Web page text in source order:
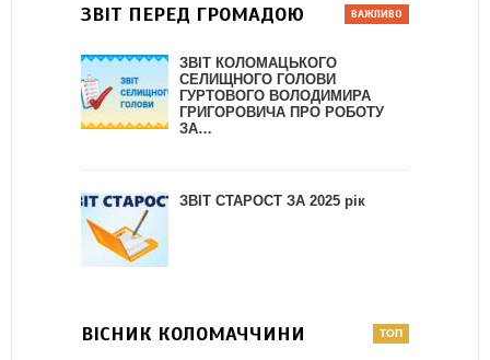
ЗВІТ ПЕРЕД ГРОМАДОЮ
ЗВІТ КОЛОМАЦЬКОГО
СЕЛИЩНОГО ГОЛОВИ
ГУРТОВОГО ВОЛОДИМИРА
ГРИГОРОВИЧА ПРО РОБОТУ
ЗА…
ЗВІТ СТАРОСТ ЗА 2025 рік
ВІСНИК КОЛОМАЧЧИНИ